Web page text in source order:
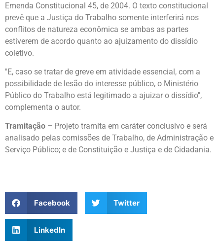
Emenda Constitucional 45, de 2004. O texto constitucional
prevê que a Justiça do Trabalho somente interferirá nos
conflitos de natureza econômica se ambas as partes
estiverem de acordo quanto ao ajuizamento do dissídio
coletivo.
"E, caso se tratar de greve em atividade essencial, com a
possibilidade de lesão do interesse público, o Ministério
Público do Trabalho está legitimado a ajuizar o dissídio",
complementa o autor.
Tramitação – Projeto tramita em caráter conclusivo e será
analisado pelas comissões de Trabalho, de Administração e
Serviço Público; e de Constituição e Justiça e de Cidadania.
Facebook Twitter
LinkedIn